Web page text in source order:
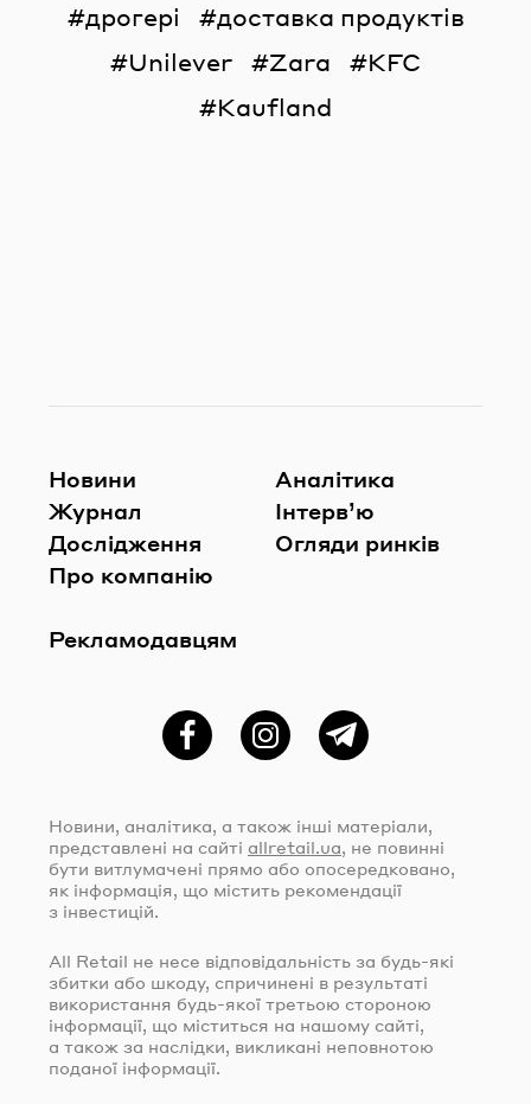
дрогері
доставка продуктів
Unilever
Zara
KFC
Kaufland
Новини
Журнал
Дослідження
Про компанію
Рекламодавцям
Аналітика
Інтерв’ю
Огляди ринків
ФейсбукInstagramTelegram
Новини, аналітика, а також інші матеріали,
представлені на сайті allretail.ua, не повинні
бути витлумачені прямо або опосередковано,
як інформація, що містить рекомендації
з інвестицій.
All Retail не несе відповідальність за будь-які
збитки або шкоду, спричинені в результаті
використання будь-якої третьою стороною
інформації, що міститься на нашому сайті,
а також за наслідки, викликані неповнотою
поданої інформації.